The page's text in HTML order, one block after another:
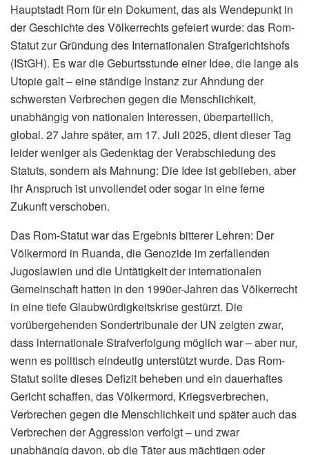
Hauptstadt Rom für ein Dokument, das als Wendepunkt in
der Geschichte des Völkerrechts gefeiert wurde: das Rom-
Statut zur Gründung des Internationalen Strafgerichtshofs
(IStGH). Es war die Geburtsstunde einer Idee, die lange als
Utopie galt – eine ständige Instanz zur Ahndung der
schwersten Verbrechen gegen die Menschlichkeit,
unabhängig von nationalen Interessen, überparteilich,
global. 27 Jahre später, am 17. Juli 2025, dient dieser Tag
leider weniger als Gedenktag der Verabschiedung des
Statuts, sondern als Mahnung: Die Idee ist geblieben, aber
ihr Anspruch ist unvollendet oder sogar in eine ferne
Zukunft verschoben.
Das Rom-Statut war das Ergebnis bitterer Lehren: Der
Völkermord in Ruanda, die Genozide im zerfallenden
Jugoslawien und die Untätigkeit der internationalen
Gemeinschaft hatten in den 1990er-Jahren das Völkerrecht
in eine tiefe Glaubwürdigkeitskrise gestürzt. Die
vorübergehenden Sondertribunale der UN zeigten zwar,
dass internationale Strafverfolgung möglich war – aber nur,
wenn es politisch eindeutig unterstützt wurde. Das Rom-
Statut sollte dieses Defizit beheben und ein dauerhaftes
Gericht schaffen, das Völkermord, Kriegsverbrechen,
Verbrechen gegen die Menschlichkeit und später auch das
Verbrechen der Aggression verfolgt – und zwar
unabhängig davon, ob die Täter aus mächtigen oder